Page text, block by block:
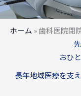
ホーム »歯科医院閉
おひ
長年地域医療を支